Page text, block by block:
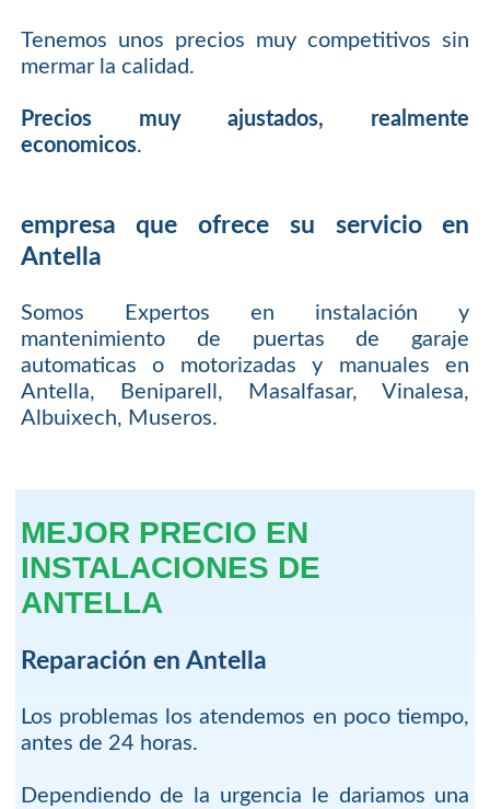
Tenemos unos precios muy competitivos sin
mermar la calidad.
Precios muy ajustados, realmente
economicos.
empresa que ofrece su servicio en
Antella
Somos Expertos en instalación y
mantenimiento de puertas de garaje
automaticas o motorizadas y manuales en
Antella, Beniparell, Masalfasar, Vinalesa,
Albuixech, Museros.
MEJOR PRECIO EN
INSTALACIONES DE
ANTELLA
Reparación en Antella
Los problemas los atendemos en poco tiempo,
antes de 24 horas.
Dependiendo de la urgencia le dariamos una